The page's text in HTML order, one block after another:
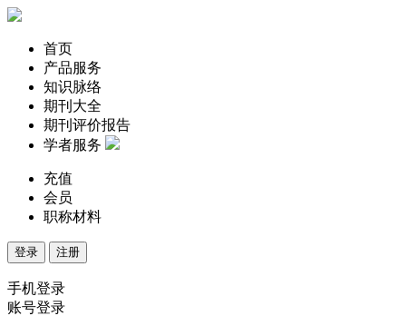
首页
产品服务
知识脉络
期刊大全
期刊评价报告
学者服务
充值
会员
职称材料
登录 注册
手机登录
账号登录